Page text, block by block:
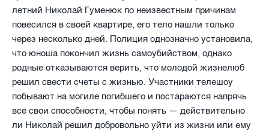
летний Николай Гуменюк по неизвестным причинам
повесился в своей квартире, его тело нашли только
через несколько дней. Полиция однозначно установила,
что юноша покончил жизнь самоубийством, однако
родные отказываются верить, что молодой жизнелюб
решил свести счеты с жизнью. Участники телешоу
побывают на могиле погибшего и постараются напрячь
все свои способности, чтобы понять — действительно
ли Николай решил добровольно уйти из жизни или ему